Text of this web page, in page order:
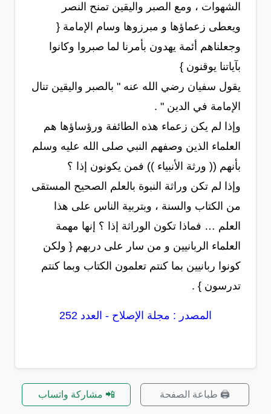
الشهوات ، ومع الصبر واليقين تمنح النصر
ويعطى زعماؤها و مبرزوها وسام الإمامة {
وجعلناهم أئمة يهدون بأمرنا لما صبروا وكانوا
بآياتنا يوقنون }
يقول سفيان رضي الله عنه " بالصبر واليقين تنال
الإمامة في الدين " .
وإذا لم يكن زعماء هذه الطائفة ورؤساؤها هم
العلماء الذين وصفهم النبي صلى الله عليه وسلم
بأنهم (( ورثة الأنبياء )) فمن يكونون إذا ؟
وإذا لم تكن وراثة النبوة بالعلم الصحيح المستقى
من الكتاب والسنة ، وبتربية الناس على هذا
العلم … فماذا تكون الوراثة إذا ؟ إنها مهمة
العلماء الربانيين و من سار على دربهم { ولكن
كونوا ربانيين بما كنتم تعلمون الكتاب وبما كنتم
تدرسون } .
المصدر : مجلة الإصلاح - العدد 252
🖨️ طباعة الصفحة 📲 مشاركة واتساب